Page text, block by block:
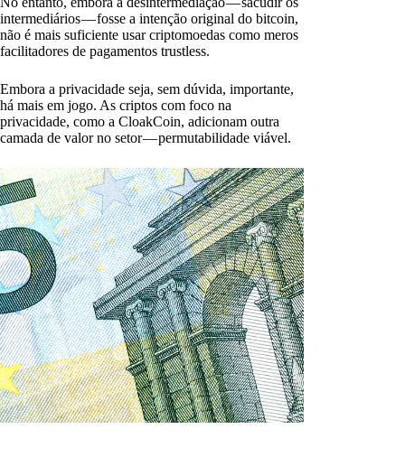
intermediários — fosse a intenção original do bitcoin,
não é mais suficiente usar criptomoedas como meros
facilitadores de pagamentos trustless.
Embora a privacidade seja, sem dúvida, importante,
há mais em jogo. As criptos com foco na
privacidade, como a CloakCoin, adicionam outra
camada de valor no setor — permutabilidade viável.